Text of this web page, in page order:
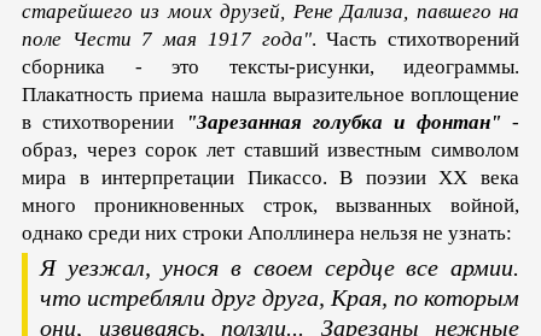
старейшего из моих друзей, Рене Дализа, павшего на
поле Чести 7 мая 1917 года". Часть стихотворений
сборника - это тексты-рисунки, идеограммы.
Плакатность приема нашла выразительное воплощение
в стихотворении
"Зарезанная голубка и фонтан"-
образ, через сорок лет ставший известным символом
мира в интерпретации Пикассо. В поэзии XX века
много проникновенных строк, вызванных войной,
однако среди них строки Аполлинера нельзя не узнать:
Я уезжал, унося в своем сердце все армии.
что истребляли друг друга, Края, по которым
они, извиваясь, ползли...
Зарезаны нежные